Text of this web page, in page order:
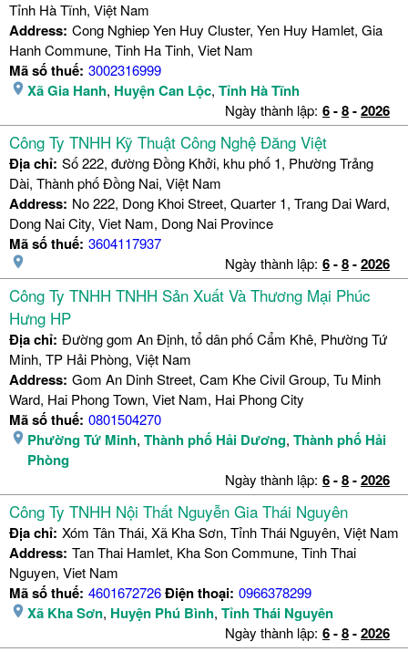
Tỉnh Hà Tĩnh, Việt Nam
Address: Cong Nghiep Yen Huy Cluster, Yen Huy Hamlet, Gia
Hanh Commune, Tinh Ha Tinh, Viet Nam
Mã số thuế: 3002316999
Xã Gia Hanh, Huyện Can Lộc, Tỉnh Hà Tĩnh
Ngày thành lập: 6-8-2026
Công Ty TNHH Kỹ Thuật Công Nghệ Đăng Việt
Địa chỉ: Số 222, đường Đồng Khởi, khu phố 1, Phường Trảng
Dài, Thành phố Đồng Nai, Việt Nam
Address: No 222, Dong Khoi Street, Quarter 1, Trang Dai Ward,
Dong Nai City, Viet Nam, Dong Nai Province
Mã số thuế: 3604117937
Ngày thành lập: 6-8-2026
Công Ty TNHH TNHH Sản Xuất Và Thương Mại Phúc
Hưng HP
Địa chỉ: Đường gom An Định, tổ dân phố Cẩm Khê, Phường Tứ
Minh, TP Hải Phòng, Việt Nam
Address: Gom An Dinh Street, Cam Khe Civil Group, Tu Minh
Ward, Hai Phong Town, Viet Nam, Hai Phong City
Mã số thuế: 0801504270
Phường Tứ Minh, Thành phố Hải Dương, Thành phố Hải
Phòng
Ngày thành lập: 6-8-2026
Công Ty TNHH Nội Thất Nguyễn Gia Thái Nguyên
Địa chỉ: Xóm Tân Thái, Xã Kha Sơn, Tỉnh Thái Nguyên, Việt Nam
Address: Tan Thai Hamlet, Kha Son Commune, Tinh Thai
Nguyen, Viet Nam
Mã số thuế: 4601672726Điện thoại: 0966378299
Xã Kha Sơn, Huyện Phú Bình, Tỉnh Thái Nguyên
Ngày thành lập: 6-8-2026